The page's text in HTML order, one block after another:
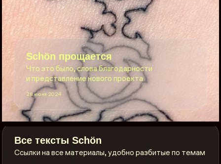
Sсhön прощается
Что это было, слова благодарности
и представление нового проекта
28 июня 2024
Все тексты Sсhön
Ссылки на все материалы, удобно разбитые по темам